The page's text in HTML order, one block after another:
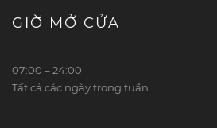
GIỜ MỞ CỬA
07:00 – 24:00
Tất cả các ngày trong tuần